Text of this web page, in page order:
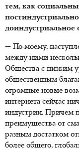
тем, как
доиндустриальное
— По-моему,
между ними
Общества с низким
общественным
огромные новые
интернета сейчас
индустрии. Причем
преимущества от
разным достатком
более общего,